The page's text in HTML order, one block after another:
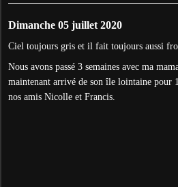
Dimanche 05 juillet 2020
Ciel toujours gris et il fait toujours aussi
Nous avons passé 3 semaines avec ma
maintenant arrivé de son île lointaine pour
nos amis Nicolle et Francis.